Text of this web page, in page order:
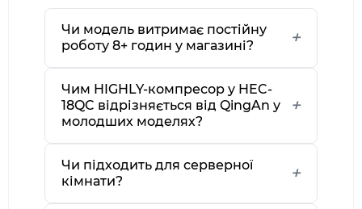
Чи модель витримає постійну
роботу 8+ годин у магазині?
Чим HIGHLY-компресор у HEC-
18QC відрізняється від QingAn у
молодших моделях?
Чи підходить для серверної
кімнати?